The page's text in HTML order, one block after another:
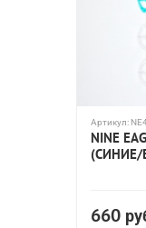
Артикул:
NINE
(СИНИЕ/
660